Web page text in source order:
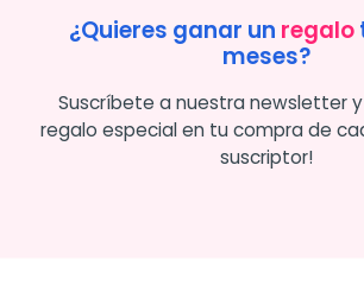
¿Quieres ganar un regalo
meses?
Suscríbete a nuestra newsletter
regalo especial en tu compra de
suscriptor!